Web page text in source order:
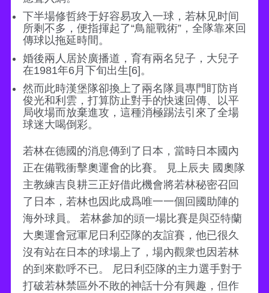
下半場修哲終于好容易攻入一球，若林见时间
所剩不多，便指揮起了“鳥籠戰術”，全隊靠來回
傳球以拖延時間。
婚後兩人居於廣播道，育有兩名兒子，大兒子
在1981年6月下旬出生[6]。
然而此時漢堡隊卻換上了兩名隊員專門盯防肖
俊光和利雲，打算防止對手的快速回傳、以平
局收場而放棄進攻，這種消極踢法引來了全場
球迷大喝倒彩。
若林在德國的消息傳到了日本，當時日本國內
正在備戰衝擊奧運會的比賽。 見上辰夫 國奧隊
主教練吉良耕三正好借此機會將若林秘密召回
了日本，若林也因此成爲唯一一個回國助陣的
海外球員。 若林參加的頭一場比賽是與亞特蘭
大奧運會冠軍尼日利亞隊的友誼賽，他已很久
沒有站在日本的球場上了，場內觀衆也因若林
的到來歡呼不已。 尼日利亞隊的主力選手對于
打破若林禁區外不敗的神話十分有興趣，但作